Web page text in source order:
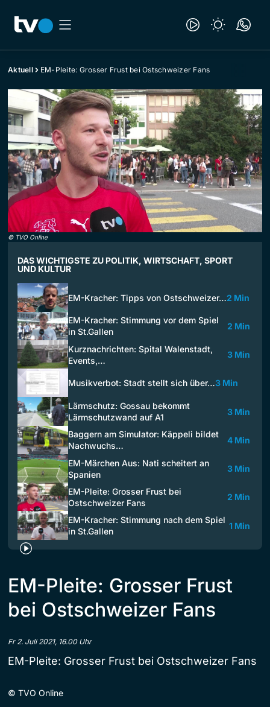
Aktuell EM-Pleite: Grosser Frust bei Ostschweizer Fans
© TVO Online
DAS WICHTIGSTE ZU POLITIK, WIRTSCHAFT, SPORT
UND KULTUR
EM-Kracher: Tipps von Ostschweizer…2 Min
EM-Kracher: Stimmung vor dem Spiel
in St.Gallen
2 Min
Kurznachrichten: Spital Walenstadt,
Events,…
3 Min
Musikverbot: Stadt stellt sich über…3 Min
Lärmschutz: Gossau bekommt
Lärmschutzwand auf A1
3 Min
Baggern am Simulator: Käppeli bildet
Nachwuchs…
4 Min
EM-Märchen Aus: Nati scheitert an
Spanien
3 Min
EM-Pleite: Grosser Frust bei
Ostschweizer Fans
2 Min
EM-Kracher: Stimmung nach dem Spiel
in St.Gallen
1 Min
EM-Pleite: Grosser Frust
bei Ostschweizer Fans
Fr 2. Juli 2021, 16.00 Uhr
EM-Pleite: Grosser Frust bei Ostschweizer Fans
© TVO Online